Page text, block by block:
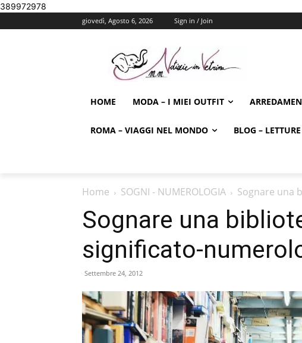
389972978
giovedì, Agosto 6, 2026 Sign in / Join
HOME MODA – I MIEI OUTFIT
ROMA – VIAGGI NEL MONDO BLOG –
Home SOGNI - NUMEROLOGIA Sognare una
Sognare una
significato-
Settembre 24, 2012